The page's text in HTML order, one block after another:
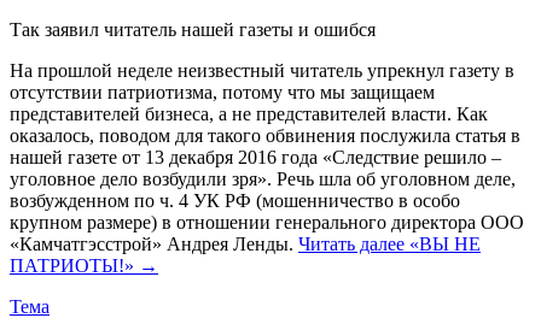
Так заявил читатель нашей газеты и ошибся
На прошлой неделе неизвестный читатель упрекнул газету в
отсутствии патриотизма, потому что мы защищаем
представителей бизнеса, а не представителей власти. Как
оказалось, поводом для такого обвинения послужила статья в
нашей газете от 13 декабря 2016 года «Следствие решило –
уголовное дело возбудили зря». Речь шла об уголовном деле,
возбужденном по ч. 4 УК РФ (мошенничество в особо
крупном размере) в отношении генерального директора ООО
«Камчатгэсстрой» Андрея Ленды. Читать далее «ВЫ НЕ
ПАТРИОТЫ!» →
Тема